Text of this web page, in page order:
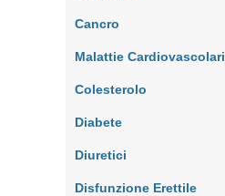
Сancro
Malattie Cardiovascolari
Colesterolo
Diabete
Diuretici
Disfunzione Erettile